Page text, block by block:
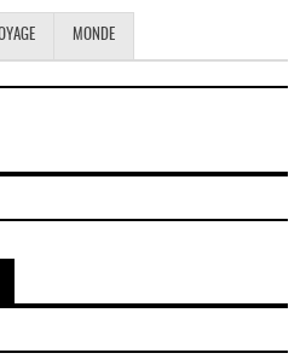
MONDE